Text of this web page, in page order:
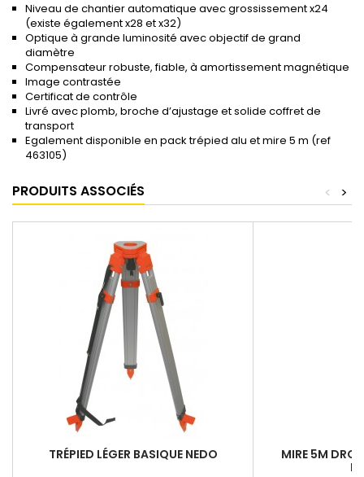
Niveau de chantier automatique avec grossissement x24
(existe également x28 et x32)
Optique à grande luminosité avec objectif de grand
diamètre
Compensateur robuste, fiable, à amortissement magnétique
Image contrastée
Certificat de contrôle
Livré avec plomb, broche d’ajustage et solide coffret de
transport
Egalement disponible en pack trépied alu et mire 5 m (ref
463105)
PRODUITS ASSOCIÉS >
<
TRÉPIED LÉGER BASIQUE NEDO
MIRE 5M